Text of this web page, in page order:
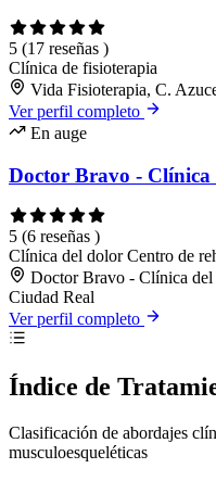
5 (17 reseñas )
Clínica de fisioterapia
Vida Fisioterapia, C.
Ver perfil completo
En auge
Doctor Bravo - Clínica
5 (6 reseñas )
Clínica del dolorCentro de
Doctor Bravo - Clínica
Ciudad Real
Ver perfil completo
Índice de
Clasificación de abordajes
musculoesqueléticas